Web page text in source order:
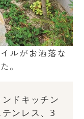
ルがお洒落な
。
ドキッチン
ンレス、3